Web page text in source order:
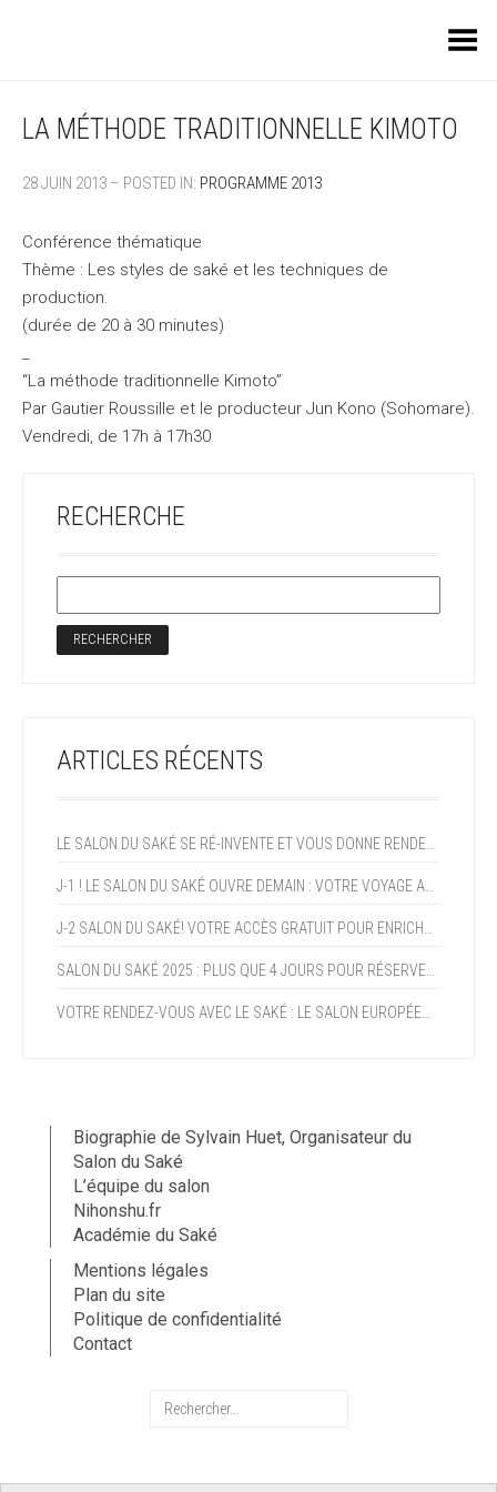
Toggle Menu
LA MÉTHODE TRADITIONNELLE KIMOTO
28 JUIN 2013 – POSTED IN: PROGRAMME 2013
Conférence thématique
Thème : Les styles de saké et les techniques de
production.
(durée de 20 à 30 minutes)
“La méthode traditionnelle Kimoto”
Par Gautier Roussille et le producteur Jun Kono (Sohomare).
Vendredi, de 17h à 17h30
RECHERCHE
ARTICLES RÉCENTS
Biographie de Sylvain Huet, Organisateur du
Salon du Saké
L’équipe du salon
Nihonshu.fr
Académie du Saké
Mentions légales
Plan du site
Politique de confidentialité
Contact